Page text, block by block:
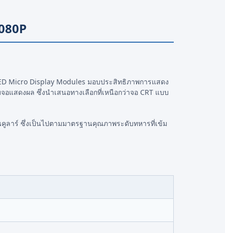
Micro Display Modules มอบประสิทธิภาพการแสดง
แสดงผล ซึ่งนำเสนอทางเลือกที่เหนือกว่าจอ CRT แบบ
ลาร์ ซึ่งเป็นไปตามมาตรฐานคุณภาพระดับทหารที่เข้ม